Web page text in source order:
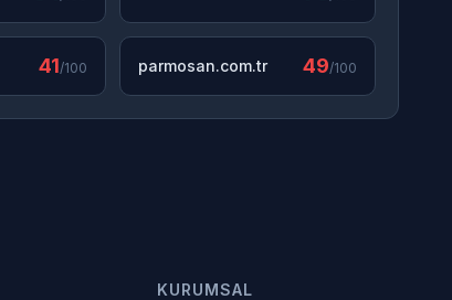
41/100 parmosan.com.tr 49/100
KURUMSAL